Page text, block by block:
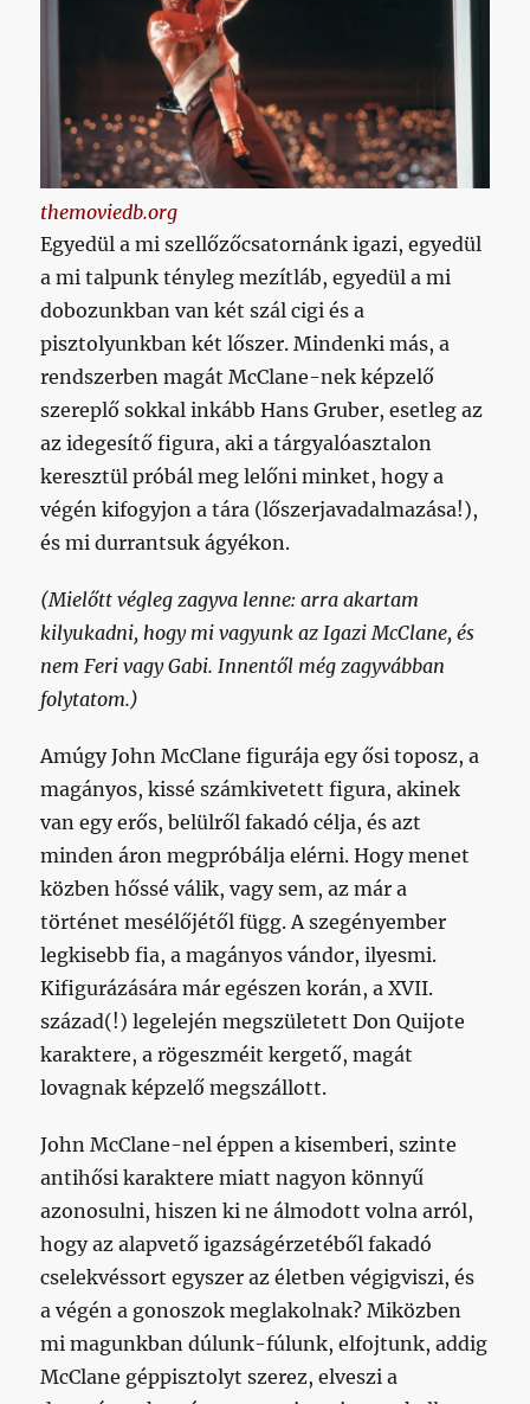
themoviedb.org
Egyedül a mi szellőzőcsatornánk igazi, egyedül
a mi talpunk tényleg mezítláb, egyedül a mi
dobozunkban van két szál cigi és a
pisztolyunkban két lőszer. Mindenki más, a
rendszerben magát McClane-nek képzelő
szereplő sokkal inkább Hans Gruber, esetleg az
az idegesítő figura, aki a tárgyalóasztalon
keresztül próbál meg lelőni minket, hogy a
végén kifogyjon a tára (lőszerjavadalmazása!),
és mi durrantsuk ágyékon.
(Mielőtt végleg zagyva lenne: arra akartam
kilyukadni, hogy mi vagyunk az Igazi McClane, és
nem Feri vagy Gabi. Innentől még zagyvábban
folytatom.)
Amúgy John McClane figurája egy ősi toposz, a
magányos, kissé számkivetett figura, akinek
van egy erős, belülről fakadó célja, és azt
minden áron megpróbálja elérni. Hogy menet
közben hőssé válik, vagy sem, az már a
történet mesélőjétől függ. A szegényember
legkisebb fia, a magányos vándor, ilyesmi.
Kifigurázására már egészen korán, a XVII.
század(!) legelején megszületett Don Quijote
karaktere, a rögeszméit kergető, magát
lovagnak képzelő megszállott.
John McClane-nel éppen a kisemberi, szinte
antihősi karaktere miatt nagyon könnyű
azonosulni, hiszen ki ne álmodott volna arról,
hogy az alapvető igazságérzetéből fakadó
cselekvéssort egyszer az életben végigviszi, és
a végén a gonoszok meglakolnak? Miközben
mi magunkban dúlunk-fúlunk, elfojtunk, addig
McClane géppisztolyt szerez, elveszi a